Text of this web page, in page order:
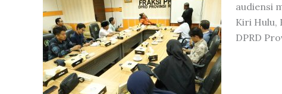
audiensi
Kiri Hulu,
DPRD